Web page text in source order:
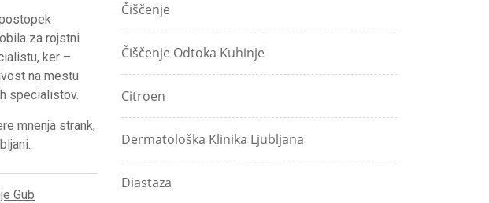
za rojstni
ker –
na mestu
specialistov.
mnenja strank,
Gub
Čiščenje
Čiščenje Odtoka Kuhinje
Citroen
Dermatološka Klinika Ljubljana
Diastaza